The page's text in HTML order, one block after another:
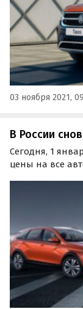
03 ноября 2021,
В России
Сегодня, 1
цены на все